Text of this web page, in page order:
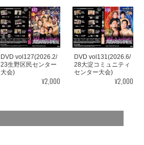
DVD vol127(2026.2/
23生野区民センター
大会)
¥2,000
DVD vol131(2026.6/
28大淀コミュニティ
センター大会)
¥2,000